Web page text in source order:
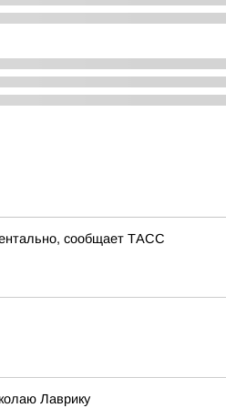
сообщает ТАСС
Лаврику